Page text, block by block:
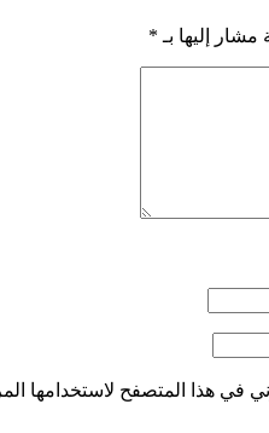
مشار إليها بـ *
في هذا المتصفح لاستخدامها